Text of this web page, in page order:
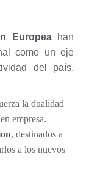
Europeahan
como un eje
del país.
la dualidad
empresa.
, destinados a
a los nuevos